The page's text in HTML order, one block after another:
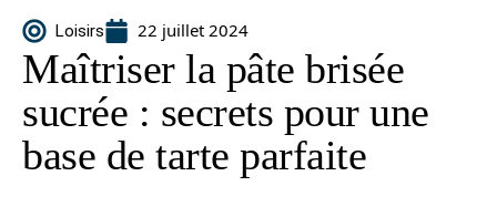
Loisirs 22 juillet 2024
Maîtriser la pâte brisée
sucrée : secrets pour une
base de tarte parfaite